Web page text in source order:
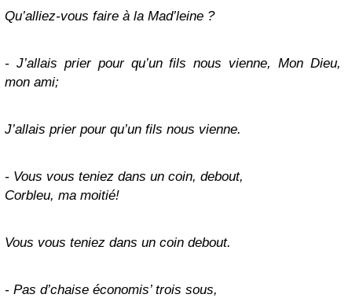
Qu’alliez-vous faire à la Mad’leine ?
- J’allais prier pour qu’un fils nous vienne, Mon Dieu,
mon ami;
J’allais prier pour qu’un fils nous vienne.
- Vous vous teniez dans un coin, debout,
Corbleu, ma moitié!
Vous vous teniez dans un coin debout.
- Pas d’chaise économis’ trois sous,